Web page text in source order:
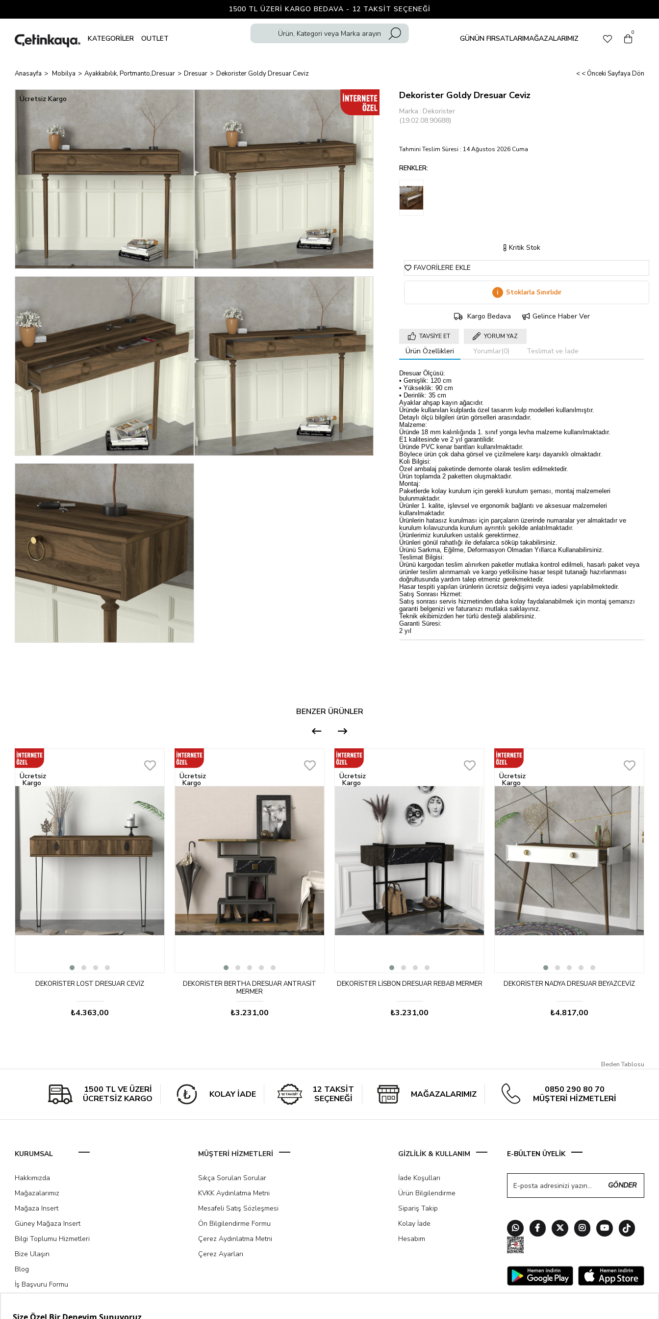
1500 TL ÜZERI KARGO BEDAVA - 12 TAKSIT SEÇENEĞI
GÜNÜN FIRSATLARIMAĞAZALARIMIZ
0
Anasayfa Mobilya Ayakkabılık, Portmanto,Dresuar Dresuar Dekorister Goldy Dresuar Ceviz < < Önceki Sayfaya Dön
Ücretsiz Kargo Dekorister Goldy Dresuar Ceviz
Marka : Dekorister
(19.02.08.90688)
Tahmini Teslim Süresi : 14 Ağustos 2026 Cuma
RENKLER:
Kritik Stok
FAVORILERE EKLE
i Stoklarla Sınırlıdır
Kargo Bedava Gelince Haber Ver
TAVSIYE ET YORUM YAZ
Ürün Özellikleri Yorumlar(0) Teslimat ve İade
Dresuar Ölçüsü:
• Genişlik: 120 cm
• Yükseklik: 90 cm
• Derinlik: 35 cm
Ayaklar ahşap kayın ağacıdır.
Üründe kullanılan kulplarda özel tasarım kulp modelleri kullanılmıştır.
Detaylı ölçü bilgileri ürün görselleri arasındadır.
Malzeme:
Üründe 18 mm kalınlığında 1. sınıf yonga levha malzeme kullanılmaktadır.
E1 kalitesinde ve 2 yıl garantilidir.
Üründe PVC kenar bantları kullanılmaktadır.
Böylece ürün çok daha görsel ve çizilmelere karşı dayanıklı olmaktadır.
Koli Bilgisi:
Özel ambalaj paketinde demonte olarak teslim edilmektedir.
Ürün toplamda 2 paketten oluşmaktadır.
Montaj:
Paketlerde kolay kurulum için gerekli kurulum şeması, montaj malzemeleri
bulunmaktadır.
Ürünler 1. kalite, işlevsel ve ergonomik bağlantı ve aksesuar malzemeleri
kullanılmaktadır.
Ürünlerin hatasız kurulması için parçaların üzerinde numaralar yer almaktadır ve
kurulum kılavuzunda kurulum ayrıntılı şekilde anlatılmaktadır.
Ürünlerimiz kurulurken ustalık gerektirmez.
Ürünleri gönül rahatlığı ile defalarca söküp takabilirsiniz.
Ürünü Sarkma, Eğilme, Deformasyon Olmadan Yıllarca Kullanabilirsiniz.
Teslimat Bilgisi:
Ürünü kargodan teslim alınırken paketler mutlaka kontrol edilmeli, hasarlı paket veya
ürünler teslim alınmamalı ve kargo yetkilisine hasar tespit tutanağı hazırlanması
doğrultusunda yardım talep etmeniz gerekmektedir.
Hasar tespiti yapılan ürünlerin ücretsiz değişimi veya iadesi yapılabilmektedir.
Satış Sonrası Hizmet:
Satış sonrası servis hizmetinden daha kolay faydalanabilmek için montaj şemanızı
garanti belgenizi ve faturanızı mutlaka saklayınız.
Teknik ekibimizden her türlü desteği alabilirsiniz.
Garanti Süresi:
2 yıl
BENZER ÜRÜNLER
DEKORISTER LOST DRESUAR CEVIZ
₺4.363,00
Ücretsiz
Kargo
DEKORISTER BERTHA DRESUAR ANTRASIT
MERMER
₺3.231,00
Ücretsiz
Kargo
DEKORISTER LISBON DRESUAR REBAB MERMER
₺3.231,00
Ücretsiz
Kargo
DEKORISTER NADYA DRESUAR BEYAZCEVIZ
₺4.817,00
Ücretsiz
Kargo
Beden Tablosu
1500 TL VE ÜZERİ
ÜCRETSİZ KARGO
KOLAY İADE
12 TAKSİT
SEÇENEĞİ
MAĞAZALARIMIZ
0850 290 80 70
MÜŞTERİ HİZMETLERİ
KURUMSAL
Hakkımızda
Mağazalarımız
Mağaza Insert
Güney Mağaza Insert
Bilgi Toplumu Hizmetleri
Bize Ulaşın
Blog
İş Başvuru Formu
MÜŞTERİ HİZMETLERİ
Sıkça Sorulan Sorular
KVKK Aydınlatma Metni
Mesafeli Satış Sözleşmesi
Ön Bilgilendirme Formu
Çerez Aydınlatma Metni
Çerez Ayarları
GİZLİLİK & KULLANIM
İade Koşulları
Ürün Bilgilendirme
Sipariş Takip
Kolay İade
Hesabım
E-BÜLTEN ÜYELİK
GÖNDER